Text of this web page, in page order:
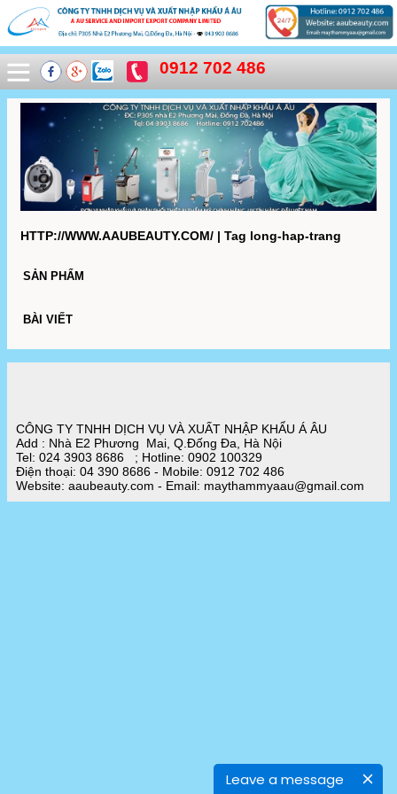
Leave a message
0912 702 486
HTTP://WWW.AAUBEAUTY.COM/ | Tag long-hap-trang
SẢN PHẨM
BÀI VIẾT
CÔNG TY TNHH DỊCH VỤ VÀ XUẤT NHẬP KHẨU Á ÂU
Add : Nhà E2 Phương Mai, Q.Đống Đa, Hà Nội
Tel: 024 3903 8686 ; Hotline: 0902 100329
Điện thoại: 04 390 8686 - Mobile: 0912 702 486
Website: aaubeauty.com - Email: maythammyaau@gmail.com